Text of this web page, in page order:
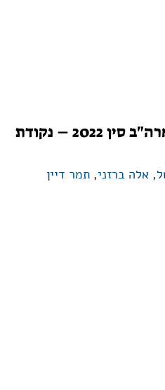
תחרות אסטרטגית – ארה"ב סין 2022 – נקודת
, אלה ברזני, תמר דיין